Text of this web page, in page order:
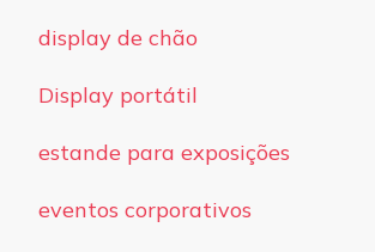
display de chão
Display portátil
estande para exposições
eventos corporativos